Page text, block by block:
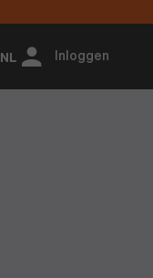
NL Inloggen